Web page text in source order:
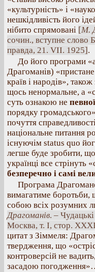
«культурність» і
нешкідливість його
нібито спрямовані [М.
сочин., вступне слово
правда, 21. VII. 1925].
До його програми
Драгоманів)
країв і народів»,
щось ненормальне, а
суть ознакою не
порядку
почуття
національне питання
існуючім status quo
легше буде зробити,
українці все стрінуть
безперечно і самі
Програма
вимагатиме боротьби,
собою всіх розумних
Драгоманів. –
Москва, т. І, стор.
цитат з Зіммеля:
твердження, що
контроверсій не
засадою